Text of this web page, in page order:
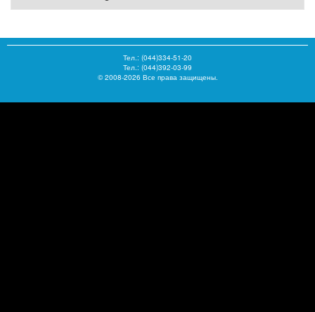
Тел.: (044)334-51-20
Тел.: (044)392-03-99
© 2008-2026 Все права защищены.